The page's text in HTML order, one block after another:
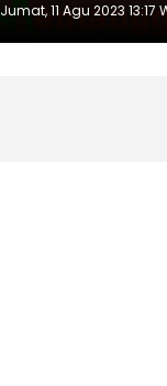
Jumat, 11 Agu 2023 13:17